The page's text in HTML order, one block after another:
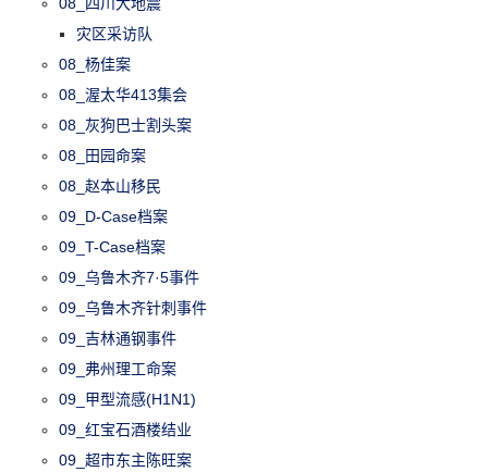
灾区采访队
08_杨佳案
08_渥太华413集会
08_灰狗巴士割头案
08_田园命案
08_赵本山移民
09_D-Case档案
09_T-Case档案
09_乌鲁木齐7·5事件
09_乌鲁木齐针刺事件
09_吉林通钢事件
09_弗州理工命案
09_甲型流感(H1N1)
09_红宝石酒楼结业
09_超市东主陈旺案